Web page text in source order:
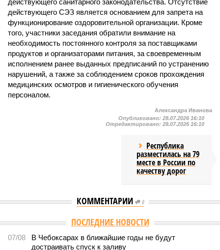
действующего санитарного законодательства. Отсутствие
действующего СЭЗ является основанием для запрета на
функционирование оздоровительной организации. Кроме
того, участники заседания обратили внимание на
необходимость постоянного контроля за поставщиками
продуктов и организаторами питания, за своевременным
исполнением ранее выданных предписаний по устранению
нарушений, а также за соблюдением сроков прохождения
медицинских осмотров и гигиенического обучения
персоналом.
Александра Иванова
Опубликовано: 28.07.2026 16:10
Отредактировано: 28.07.2026 16:10
Республика
разместилась на 79
месте в России по
качеству дорог
КОММЕНТАРИИ 0
Версия //Общество //
В регионе учреждены удостоверения мастеров